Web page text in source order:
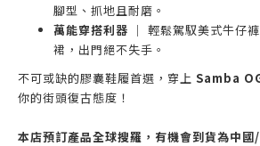
腳型、抓地且耐磨。
萬能穿搭利器 ｜ 輕鬆駕馭美式牛仔
裙，出門絕不失手。
不可或缺的膠囊鞋履首選，穿上 Samba
你的街頭復古態度！
本店預訂產品全球搜羅，有機會到貨為中